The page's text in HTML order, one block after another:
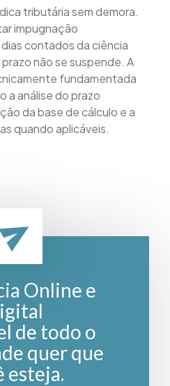
tributária sem demora.
impugnação
contados da ciência
não se suspende. A
fundamentada
a análise do prazo
da base de cálculo e a
quando aplicáveis.
Online e
de todo o
quer que
esteja.